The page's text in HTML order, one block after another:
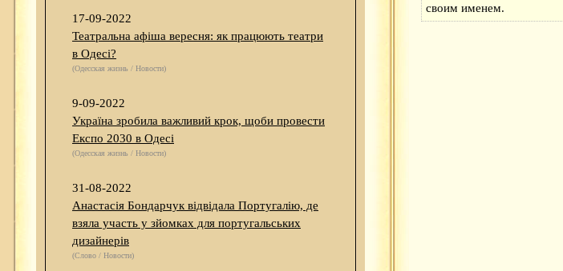
17-09-2022
Театральна афіша вересня: як працюють театри
в Одесі?
(Одесская жизнь / Новости)
9-09-2022
Україна зробила важливий крок, щоби провести
Експо 2030 в Одесі
(Одесская жизнь / Новости)
31-08-2022
Анастасія Бондарчук відвідала Португалію, де
взяла участь у зйомках для португальських
дизайнерів
(Слово / Новости)
своим именем.